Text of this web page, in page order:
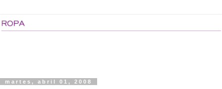
martes, abril 01, 2008